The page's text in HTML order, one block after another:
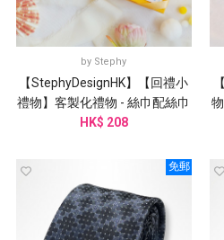
by Stephy
【StephyDesignHK】【回禮小
禮物】客製化禮物 - 絲巾配絲巾
扣 /婚禮伴手禮
HK$ 208
免郵